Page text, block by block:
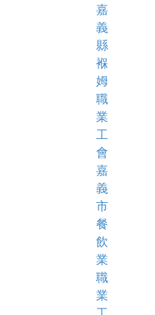
嘉
義
縣
褓
姆
職
業
工
會
嘉
義
市
餐
飲
業
職
業